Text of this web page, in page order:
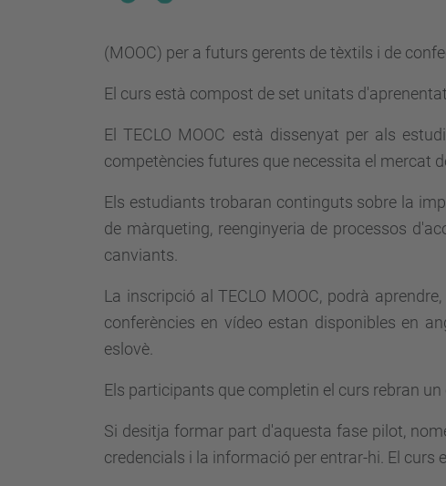
(MOOC) per a futurs gerents de tèxtils i de
El curs està compost de set unitats
El TECLO MOOC està dissenyat per als
competències futures que necessita el mercat
Els estudiants trobaran continguts sobre la
de màrqueting, reenginyeria de processos
canviants.
La inscripció al TECLO MOOC, podrà
conferències en vídeo estan disponibles en
eslovè.
Els participants que completin el curs rebran
Si desitja formar part d'aquesta fase pilot,
credencials i la informació per entrar-hi. El curs